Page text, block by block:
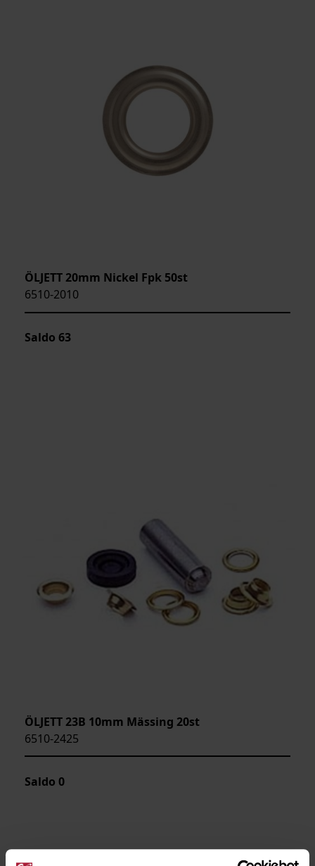
ÖLJETT 20mm Nickel Fpk 50st
6510-2010
Saldo 63
ÖLJETT 23B 10mm Mässing 20st
6510-2425
Saldo 0